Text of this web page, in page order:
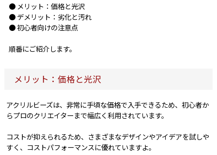
● メリット：価格と光沢
● デメリット：劣化と汚れ
● 初心者向けの注意点
順番にご紹介します。
メリット：価格と光沢
アクリルビーズは、非常に手頃な価格で入手できるため、初心者か
らプロのクリエイターまで幅広く利用されています。
コストが抑えられるため、さまざまなデザインやアイデアを試しや
すく、コストパフォーマンスに優れていますよ。